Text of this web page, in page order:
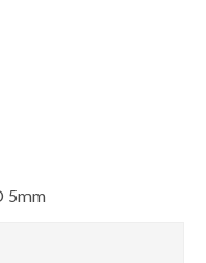
5mm